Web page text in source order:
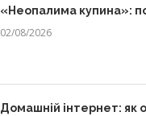
«Неопалима купина»:
02/08/2026
Домашній інтернет: як